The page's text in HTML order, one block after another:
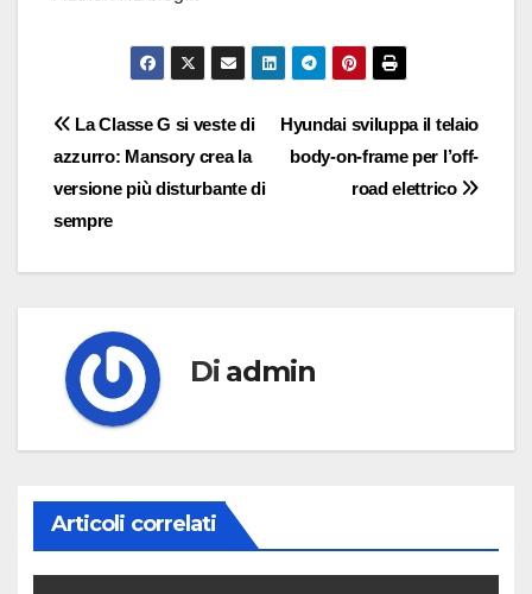
Navigazione
articoli
Hyundai sviluppa il telaio
body-on-frame per l’off-
road elettrico
La Classe G si veste di
azzurro: Mansory crea la
versione più disturbante di
sempre
Di admin
Articoli correlati